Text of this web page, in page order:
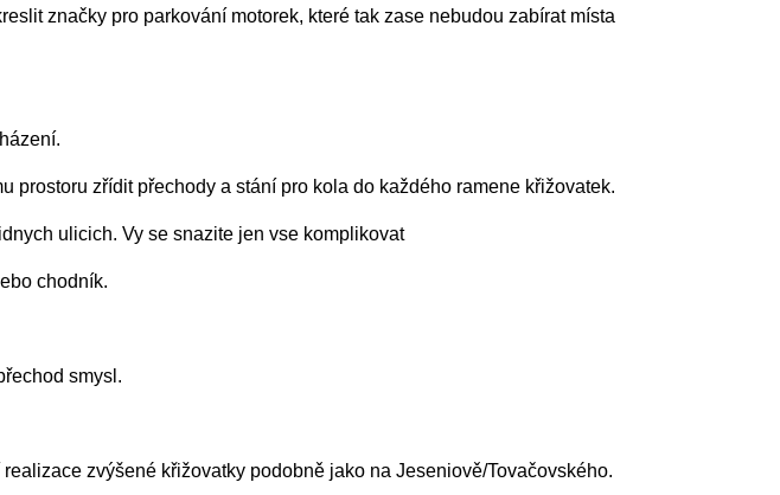
značky pro parkování motorek, které tak zase nebudou zabírat místa
zřídit přechody a stání pro kola do každého ramene křižovatek.
ulicich. Vy se snazite jen vse komplikovat
chodník.
smysl.
zvýšené křižovatky podobně jako na Jeseniově/Tovačovského.